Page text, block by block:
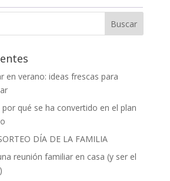
en verano: ideas frescas para
qué se ha convertido en el plan
DÍA DE LA FAMILIA
reunión familiar en casa (y ser el